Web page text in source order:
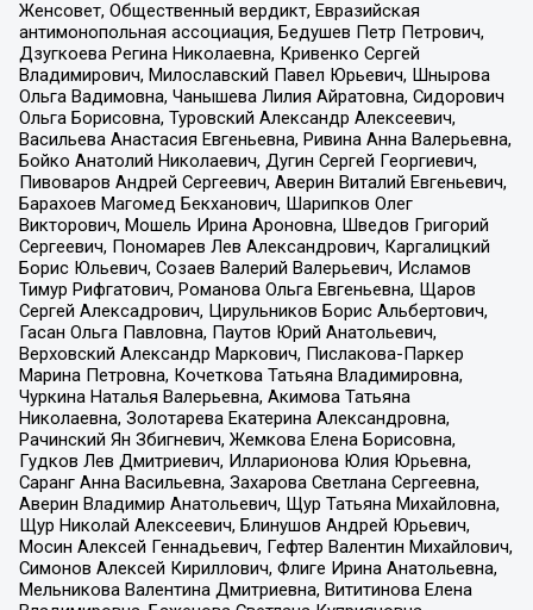
Женсовет, Общественный вердикт, Евразийская
антимонопольная ассоциация, Бедушев Петр Петрович,
Дзугкоева Регина Николаевна, Кривенко Сергей
Владимирович, Милославский Павел Юрьевич, Шнырова
Ольга Вадимовна, Чанышева Лилия Айратовна, Сидорович
Ольга Борисовна, Туровский Александр Алексеевич,
Васильева Анастасия Евгеньевна, Ривина Анна Валерьевна,
Бойко Анатолий Николаевич, Дугин Сергей Георгиевич,
Пивоваров Андрей Сергеевич, Аверин Виталий Евгеньевич,
Барахоев Магомед Бекханович, Шарипков Олег
Викторович, Мошель Ирина Ароновна, Шведов Григорий
Сергеевич, Пономарев Лев Александрович, Каргалицкий
Борис Юльевич, Созаев Валерий Валерьевич, Исламов
Тимур Рифгатович, Романова Ольга Евгеньевна, Щаров
Сергей Алексадрович, Цирульников Борис Альбертович,
Гасан Ольга Павловна, Паутов Юрий Анатольевич,
Верховский Александр Маркович, Пислакова-Паркер
Марина Петровна, Кочеткова Татьяна Владимировна,
Чуркина Наталья Валерьевна, Акимова Татьяна
Николаевна, Золотарева Екатерина Александровна,
Рачинский Ян Збигневич, Жемкова Елена Борисовна,
Гудков Лев Дмитриевич, Илларионова Юлия Юрьевна,
Саранг Анна Васильевна, Захарова Светлана Сергеевна,
Аверин Владимир Анатольевич, Щур Татьяна Михайловна,
Щур Николай Алексеевич, Блинушов Андрей Юрьевич,
Мосин Алексей Геннадьевич, Гефтер Валентин Михайлович,
Симонов Алексей Кириллович, Флиге Ирина Анатольевна,
Мельникова Валентина Дмитриевна, Вититинова Елена